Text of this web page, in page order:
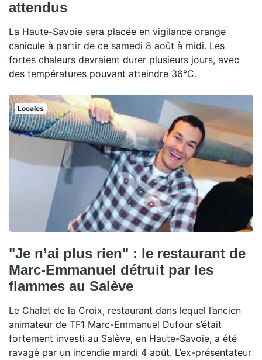
attendus
La Haute-Savoie sera placée en vigilance orange
canicule à partir de ce samedi 8 août à midi. Les
fortes chaleurs devraient durer plusieurs jours, avec
des températures pouvant atteindre 36°C.
Locales
"Je n’ai plus rien" : le restaurant de
Marc-Emmanuel détruit par les
flammes au Salève
Le Chalet de la Croix, restaurant dans lequel l’ancien
animateur de TF1 Marc-Emmanuel Dufour s’était
fortement investi au Salève, en Haute-Savoie, a été
ravagé par un incendie mardi 4 août. L’ex-présentateur